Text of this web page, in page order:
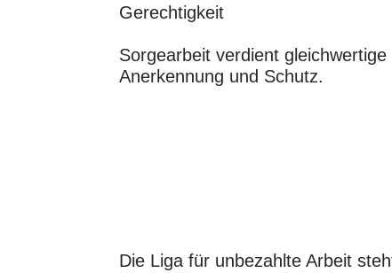
Gerechtigkeit
Sorgearbeit verdient gleichwertige
Anerkennung und Schutz.
Die Liga für unbezahlte Arbeit